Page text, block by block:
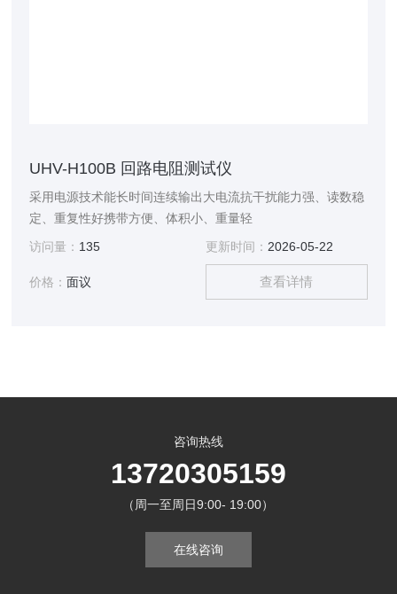
UHV-H100B 回路电阻测试仪
采用电源技术能长时间连续输出大电流抗干扰能力强、读数稳
定、重复性好携带方便、体积小、重量轻
访问量： 135 更新时间： 2026-05-22
价格：面议 查看详情
咨询热线
13720305159
（周一至周日9:00- 19:00）
在线咨询